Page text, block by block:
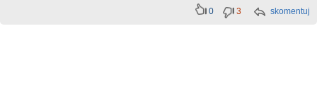
skomentuj
0 3